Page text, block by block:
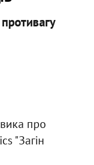
про
"Загін